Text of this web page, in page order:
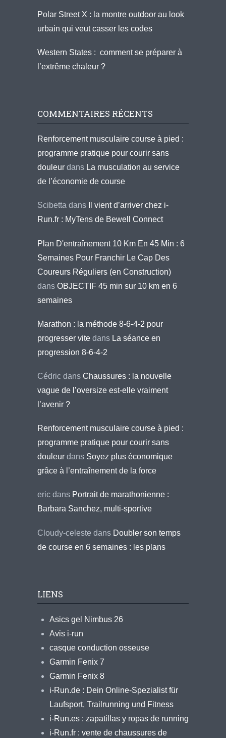
Polar Street X : la montre outdoor au look
urbain qui veut casser les codes
Western States : comment se préparer à
l’extrême chaleur ?
COMMENTAIRES RÉCENTS
Renforcement musculaire course à pied :
programme pratique pour courir sans
douleur dans La musculation au service
de l’économie de course
Scibetta dans
Il vient d’arriver chez i-
Run.fr : MyTens de Bewell Connect
Plan D'entraînement 10 Km En 45 Min : 6
Semaines Pour Franchir Le Cap Des
Coureurs Réguliers (en Construction)
dans OBJECTIF 45 min sur 10 km en 6
semaines
Marathon : la méthode 8-6-4-2 pour
progresser vite dans La séance en
progression 8-6-4-2
Cédric dans Chaussures : la nouvelle
vague de l’oversize est-elle vraiment
l’avenir ?
Renforcement musculaire course à pied :
programme pratique pour courir sans
douleur dans Soyez plus économique
grâce à l’entraînement de la force
eric dans Portrait de marathonienne :
Barbara Sanchez, multi-sportive
Cloudy-celeste dans Doubler son temps
de course en 6 semaines : les plans
LIENS
Asics gel Nimbus 26
Avis i-run
casque conduction osseuse
Garmin Fenix 7
Garmin Fenix 8
i-Run.de : Dein Online-Spezialist für
Laufsport, Trailrunning und Fitness
i-Run.es : zapatillas y ropas de running
i-Run.fr : vente de chaussures de